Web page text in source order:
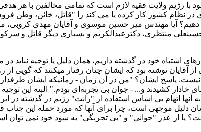
با رژیم ولایت فقیه لازم است که تمامی مخالفین با هر
نظام کشور کار کرده یا می کند را "قاتل، خائن، وطن
دهیم؟ آیا مهندس میر حسین موسوی و آقایان مهدی کروبی،
منتظری، دکترعبدالکریم و بسیاری دیگر قاتل و
اشتباه خود در گذشته داریم، همان دلیل یا توجیه نباید
از آقایان نوشته بود که ایشان چنان رفتار میکنند که
نیست. پاسخ ایشان؟ "من در آن زمان - زمانیکه ایشان
خادار کشیدند و... - جوان بی‌ تجربه‌ای بودم." البته این
اتهام بی‌ اساس استفاده از "رانت" رژیم در گذشته در
دلیل موجهی است، چرا برای آنها که مورد حمله این
یا از عذر "جوانی" و "بی تجربگی" به سود خود نمی توان